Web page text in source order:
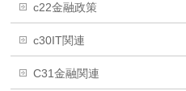
c22金融政策
c30IT関連
C31金融関連